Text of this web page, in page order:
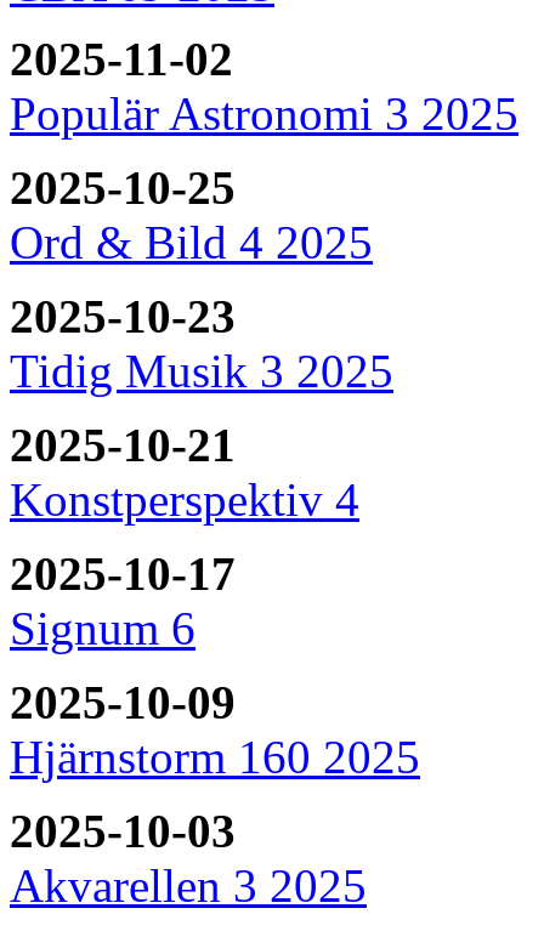
2025-11-02
Populär Astronomi 3 2025
2025-10-25
Ord & Bild 4 2025
2025-10-23
Tidig Musik 3 2025
2025-10-21
Konstperspektiv 4
2025-10-17
Signum 6
2025-10-09
Hjärnstorm 160 2025
2025-10-03
Akvarellen 3 2025